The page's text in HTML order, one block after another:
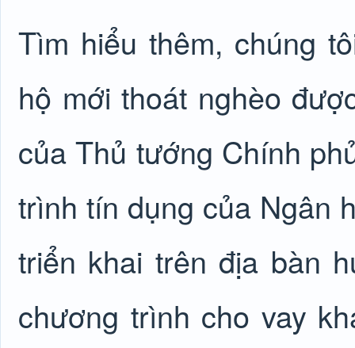
Tìm hiểu thêm, chúng
hộ mới thoát nghèo
của Thủ tướng Chính
trình tín dụng của Ngân
triển khai trên địa bàn
chương trình cho vay